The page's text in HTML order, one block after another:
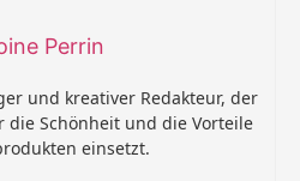
Perrin
und kreativer Redakteur, der
Schönheit und die Vorteile
einsetzt.